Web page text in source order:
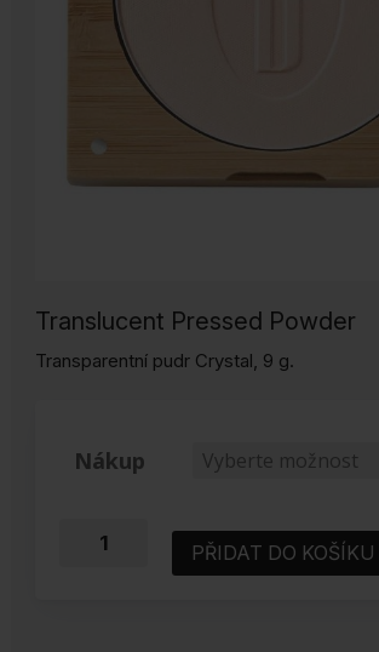
Translucent Pressed Powder
Transparentní pudr Crystal, 9 g.
Nákup
Transparentní
PŘIDAT DO KOŠÍKU